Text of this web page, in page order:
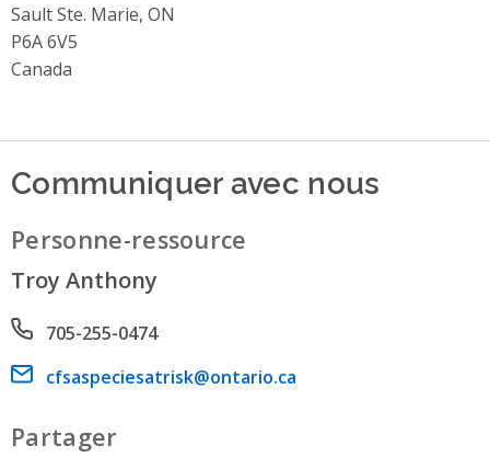
Sault Ste. Marie, ON
P6A 6V5
Canada
Communiquer avec nous
Personne-ressource
Troy Anthony
Phone number
705-255-0474
Email address
cfsaspeciesatrisk@ontario.ca
Partager